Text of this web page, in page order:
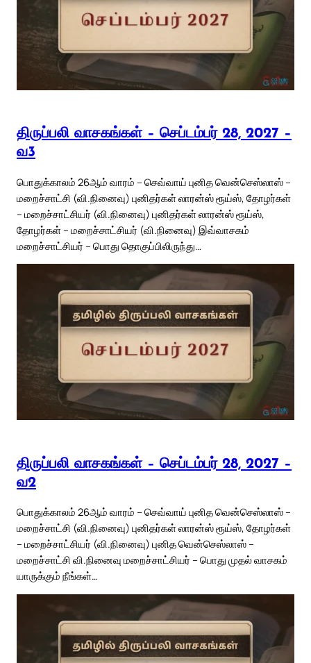
திருப்பலி வாசகங்கள் – செப்டம்பர் 28, 2027 –
வ3
பொதுக்காலம் 26ஆம் வாரம் – செவ்வாய் புனித வென்செஸ்லாஸ் –
மறைச்சாட்சி (வி.நினைவு) புனிதர்கள் லாரன்ஸ் ரூய்ஸ், தோழர்கள்
– மறைச்சாட்சியர் (வி.நினைவு) புனிதர்கள் லாரன்ஸ் ரூய்ஸ்,
தோழர்கள் – மறைச்சாட்சியர் (வி.நினைவு) இவ்வாசகம்
மறைச்சாட்சியர் – பொது தொகுப்பிலிருந்து…
திருப்பலி வாசகங்கள் – செப்டம்பர் 28, 2027 –
வ2
பொதுக்காலம் 26ஆம் வாரம் – செவ்வாய் புனித வென்செஸ்லாஸ் –
மறைச்சாட்சி (வி.நினைவு) புனிதர்கள் லாரன்ஸ் ரூய்ஸ், தோழர்கள்
– மறைச்சாட்சியர் (வி.நினைவு) புனித வென்செஸ்லாஸ் –
மறைச்சாட்சி வி.நினைவு மறைச்சாட்சியர் – பொது முதல் வாசகம்
யாருக்கும் நீங்கள்…